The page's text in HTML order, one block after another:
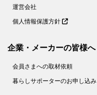
運営会社
個人情報保護方針
企業・メーカーの皆様へ
会員さまへの取材依頼
暮らしサポーターのお申し込み